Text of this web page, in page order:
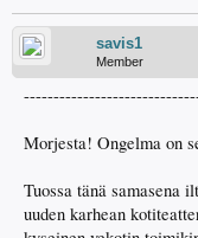
savis1
Member
Morjesta! Ongelma on
Tuossa tänä samasena
uuden karhean